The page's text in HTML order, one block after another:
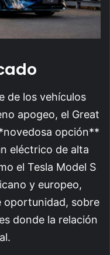
de los vehículos
apogeo, el Great
opción**
eléctrico de alta
el Tesla Model S
y europeo,
oportunidad, sobre
donde la relación